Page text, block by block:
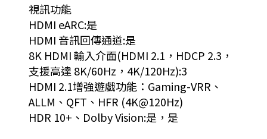
視訊功能
HDMI eARC:是
HDMI 音訊回傳通道:是
8K HDMI 輸入介面(HDMI 2.1，HDCP 2.3，
支援高達 8K/60Hz，4K/120Hz):3
HDMI 2.1增強遊戲功能：Gaming-VRR、
ALLM、QFT、HFR (4K@120Hz)
HDR 10+、Dolby Vision:是，是